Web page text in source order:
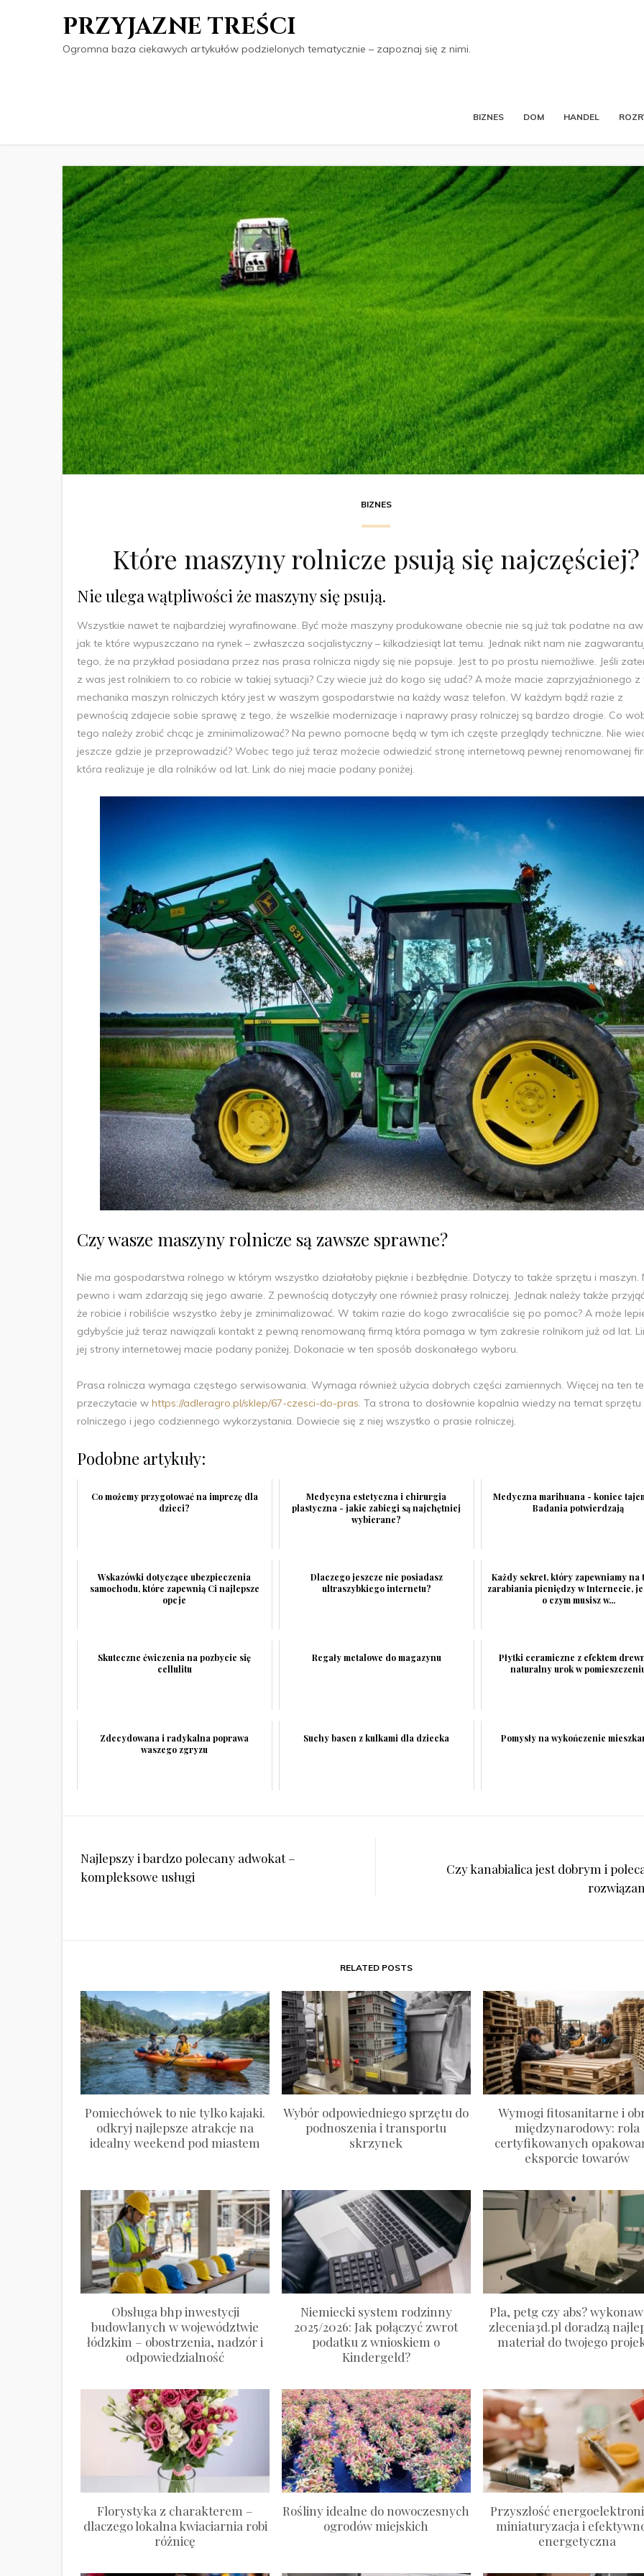
PRZYJAZNE TREŚCI
Ogromna baza ciekawych artykułów podzielonych tematycznie – zapoznaj się z nimi.
BIZNES DOM HANDEL
BIZNES
Które maszyny rolnicze psują się najczęściej?
Nie ulega wątpliwości że maszyny się psują.
Wszystkie nawet te najbardziej wyrafinowane. Być może maszyny produkowane obecnie nie są już tak podatne na
jak te które wypuszczano na rynek – zwłaszcza socjalistyczny – kilkadziesiąt lat temu. Jednak nikt nam nie
tego, że na przykład posiadana przez nas prasa rolnicza nigdy się nie popsuje. Jest to po prostu niemożliwe. Jeśli
z was jest rolnikiem to co robicie w takiej sytuacji? Czy wiecie już do kogo się udać? A może macie zaprzyjaźnionego z
mechanika maszyn rolniczych który jest w waszym gospodarstwie na każdy wasz telefon. W każdym bądź razie z
pewnością zdajecie sobie sprawę z tego, że wszelkie modernizacje i naprawy prasy rolniczej są bardzo drogie. Co
tego należy zrobić chcąc je zminimalizować? Na pewno pomocne będą w tym ich częste przeglądy techniczne. Nie
jeszcze gdzie je przeprowadzić? Wobec tego już teraz możecie odwiedzić stronę internetową pewnej renomowanej
która realizuje je dla rolników od lat. Link do niej macie podany poniżej.
Czy wasze maszyny rolnicze są zawsze sprawne?
Nie ma gospodarstwa rolnego w którym wszystko działałoby pięknie i bezbłędnie. Dotyczy to także sprzętu i maszyn.
pewno i wam zdarzają się jego awarie. Z pewnością dotyczyły one również prasy rolniczej. Jednak należy także
że robicie i robiliście wszystko żeby je zminimalizować. W takim razie do kogo zwracaliście się po pomoc? A może
gdybyście już teraz nawiązali kontakt z pewną renomowaną firmą która pomaga w tym zakresie rolnikom już od lat.
jej strony internetowej macie podany poniżej. Dokonacie w ten sposób doskonałego wyboru.
Prasa rolnicza wymaga częstego serwisowania. Wymaga również użycia dobrych części zamiennych. Więcej na ten
przeczytacie w https://adleragro.pl/sklep/67-czesci-do-pras. Ta strona to dosłownie kopalnia wiedzy na temat sprzętu
rolniczego i jego codziennego wykorzystania. Dowiecie się z niej wszystko o prasie rolniczej.
Podobne artykuły:
Co możemy przygotować na imprezę dla
dzieci?
Medycyna estetyczna i chirurgia
plastyczna - jakie zabiegi są najchętniej
wybierane?
Medyczna marihuana - koniec
Badania potwierdzają
Wskazówki dotyczące ubezpieczenia
samochodu, które zapewnią Ci najlepsze
opcje
Dlaczego jeszcze nie posiadasz
ultraszybkiego internetu?
Każdy sekret, który zapewniamy na
zarabiania pieniędzy w Internecie,
o czym musisz w...
Skuteczne ćwiczenia na pozbycie się
cellulitu
Regały metalowe do magazynu
Płytki ceramiczne z efektem
naturalny urok w
Zdecydowana i radykalna poprawa
waszego zgryzu
Suchy basen z kulkami dla dziecka Pomysły na wykończenie
Nawigacja
wpisu
Najlepszy i bardzo polecany adwokat –
kompleksowe usługi
Czy kanabialica jest dobrym i
RELATED POSTS
Pomiechówek to nie tylko kajaki.
odkryj najlepsze atrakcje na
idealny weekend pod miastem
Wybór odpowiedniego sprzętu do
podnoszenia i transportu
skrzynek
Wymogi fitosanitarne i
międzynarodowy: rola
certyfikowanych
eksporcie towarów
Obsługa bhp inwestycji
budowlanych w województwie
łódzkim – obostrzenia, nadzór i
odpowiedzialność
Niemiecki system rodzinny
2025/2026: Jak połączyć zwrot
podatku z wnioskiem o
Kindergeld?
Pla, petg czy abs?
zlecenia3d.pl doradzą
materiał do twojego
Florystyka z charakterem –
dlaczego lokalna kwiaciarnia robi
różnicę
Rośliny idealne do nowoczesnych
ogrodów miejskich
Przyszłość
miniaturyzacja i
energetyczna